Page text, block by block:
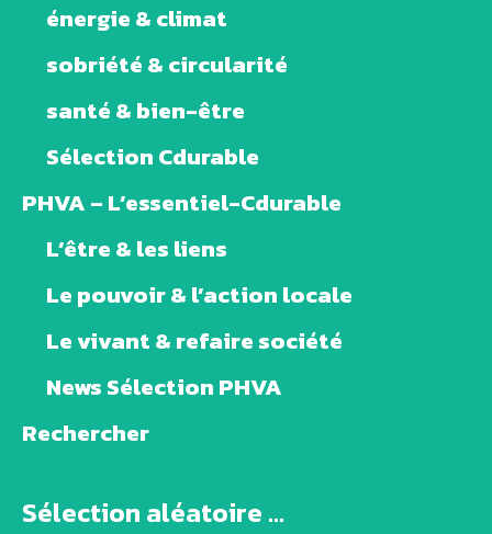
énergie & climat
sobriété & circularité
santé & bien-être
Sélection Cdurable
PHVA – L’essentiel-Cdurable
L’être & les liens
Le pouvoir & l’action locale
Le vivant & refaire société
News Sélection PHVA
Rechercher
Sélection aléatoire ...